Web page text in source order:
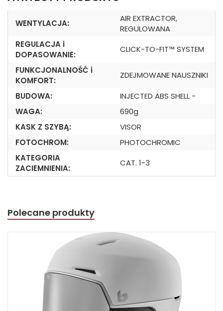
WENTYLACJA:
AIR EXTRACTOR,
REGULOWANA
REGULACJA i
DOPASOWANIE:
CLICK-TO-FIT™ SYSTEM
FUNKCJONALNOŚĆ i
KOMFORT:
ZDEJMOWANE NAUSZNIKI
BUDOWA:
INJECTED ABS SHELL -
WAGA:
690g
KASK Z SZYBĄ:
VISOR
FOTOCHROM:
PHOTOCHROMIC
KATEGORIA
ZACIEMNIENIA:
CAT. 1-3
Polecane produkty